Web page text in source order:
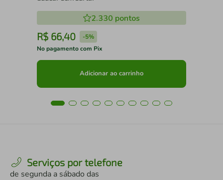
2.330 pontos
R$ 66,40 -5%
No pagamento com Pix
Adicionar ao carrinho
Serviços por telefone
de segunda a sábado das